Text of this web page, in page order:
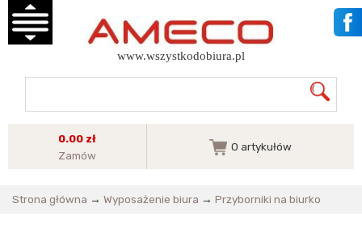
www.wszystkodobiura.pl
0.00 zł
Zamów
0 artykułów
Strona główna → Wyposażenie biura → Przyborniki na biurko